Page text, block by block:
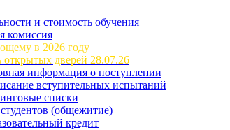
и стоимость обучения
комиссия
в 2026 году
открытых дверей 28.07.26
информация о поступлении
вступительных испытаний
списки
(общежитие)
кредит